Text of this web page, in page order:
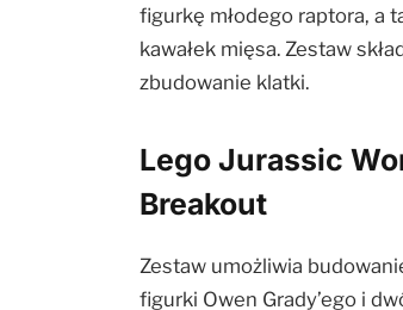
figurkę młodego raptora, a
kawałek mięsa. Zestaw
zbudowanie klatki.
Lego Jurassic
Breakout
Zestaw umożliwia
figurki Owen Grady’ego i